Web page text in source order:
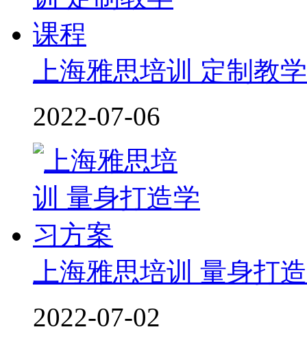
上海雅思培训 定制教
2022-07-06
上海雅思培训 量身打
2022-07-02